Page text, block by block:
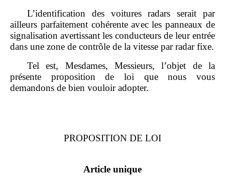
L’identification des voitures radars serait par
ailleurs parfaitement cohérente avec les panneaux de
signalisation avertissant les conducteurs de leur entrée
dans une zone de contrôle de la vitesse par radar fixe.
Tel est, Mesdames, Messieurs, l’objet de la
présente proposition de loi que nous vous
demandons de bien vouloir adopter.
PROPOSITION DE LOI
Article unique